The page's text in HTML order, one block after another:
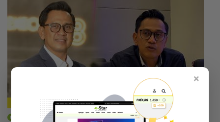
mStar | Hiburan
×